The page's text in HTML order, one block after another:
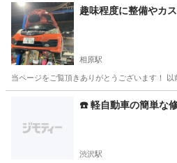
神奈川 横浜市 車検 料金
趣味程度に整備やカ
相原駅
当ページをご覧頂きありがとうございます！
相原駅 車検
☎️ 軽自動車の簡単な
渋沢駅